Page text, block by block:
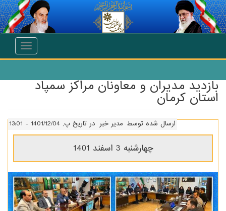
انتقال به محتوای اصلی
Toggle
بازدید مدیران و معاونان مراکز سمپاد
استان کرمان
ارسال شده توسط مدیر خبر در تاریخ پ, 1401/12/04 - 13:01
چهارشنبه 3 اسفند 1401